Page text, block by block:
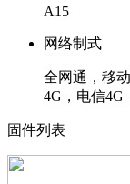
A15
网络制式
全网通，移
4G，电信4G
固件列表